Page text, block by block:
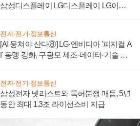
삼성디스플레이 LG디스플레이 LG이노
전자·전기·정보통신
[AI 뭉쳐야 산다⑧] LG·엔비디아 '피지컬 A
I' 동맹 강화, 구광모 제조·데이터·기술 결
전자·전기·정보통신
삼성전자 넷리스트와 특허분쟁 매듭, 5년
동안 최대 1.3조 라이선스비 지급